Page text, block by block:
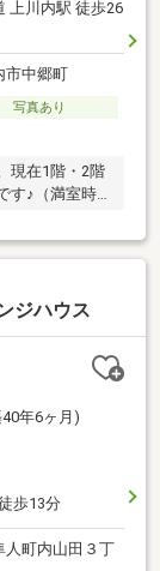
上川内駅 徒歩26
市中郷町
写真あり
現在1階・2階
♪（満室時表
ジハウス
年6ヶ月)
歩13分
人町内山田３丁